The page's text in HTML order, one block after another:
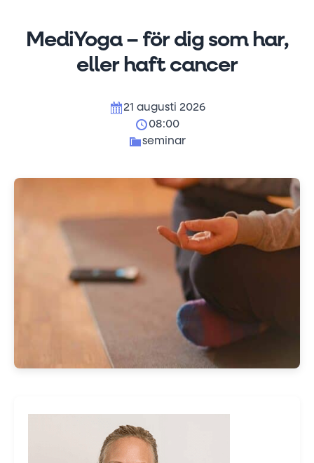
MediYoga – för dig som har,
eller haft cancer
21 augusti 2026
08:00
seminar